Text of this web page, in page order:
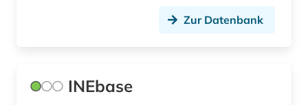
pflanze (1)
Zur Datenbank
INEbase